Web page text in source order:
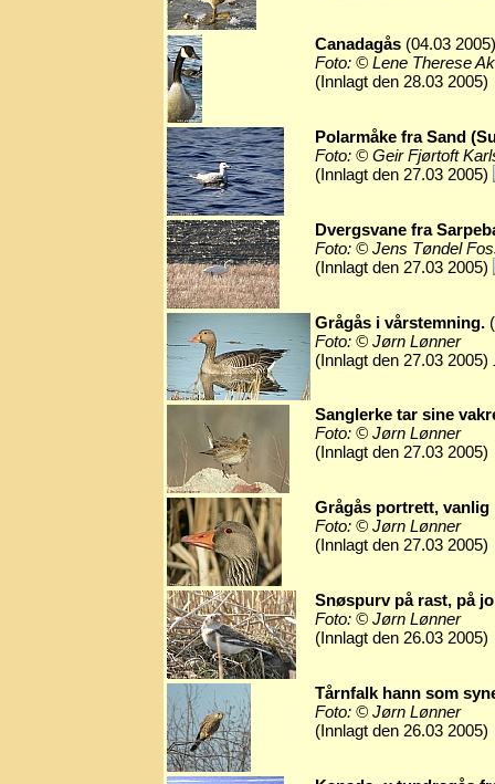
Canadagås (04.03 2005)
Foto: © Lene Therese
(Innlagt den 28.03 2005)
Polarmåke fra Sand
Foto: © Geir Fjørtoft
(Innlagt den 27.03 2005)
Dvergsvane fra
Foto: © Jens Tøndel
(Innlagt den 27.03 2005)
Grågås i vårstemning.
Foto: © Jørn Lønner
(Innlagt den 27.03 2005)
Sanglerke tar sine
Foto: © Jørn Lønner
(Innlagt den 27.03 2005)
Grågås portrett, vanlig
Foto: © Jørn Lønner
(Innlagt den 27.03 2005)
Snøspurv på rast, på
Foto: © Jørn Lønner
(Innlagt den 26.03 2005)
Tårnfalk hann som
Foto: © Jørn Lønner
(Innlagt den 26.03 2005)